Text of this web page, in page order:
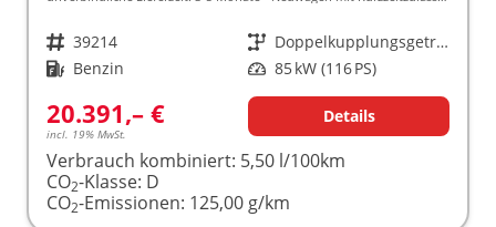
Fahrzeugnr. 39214 Getriebe
Doppelkupplungsgetriebe (DSG)
Kraftstoff Benzin Leistung 85 kW (116 PS)
20.391,– €
incl. 19% MwSt.
Details
Verbrauch kombiniert: 5,50 l/100km
CO2-Klasse: D
CO2-Emissionen: 125,00 g/km